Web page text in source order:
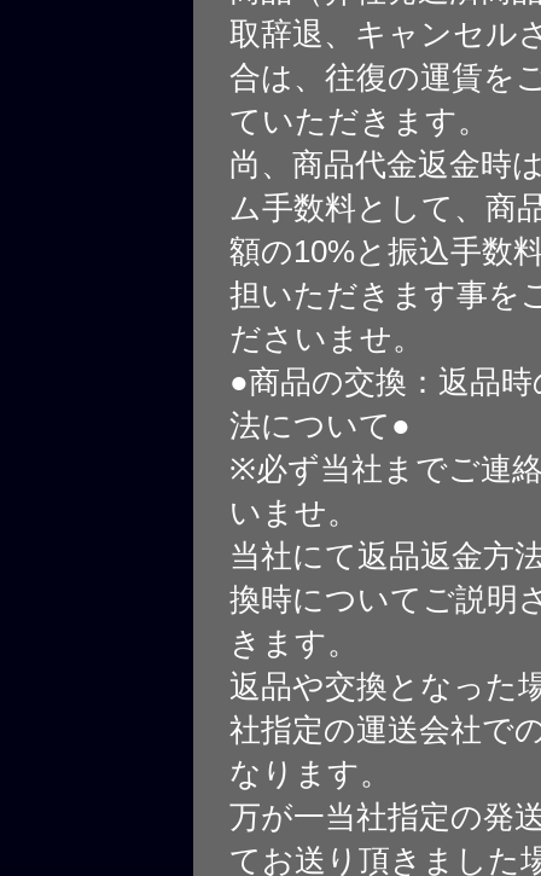
取辞退、キャンセル
合は、往復の運賃を
ていただきます。
尚、商品代金返金時
ム手数料として、商
額の10%と振込手数
担いただきます事を
ださいませ。
●商品の交換：返品
法について●
※必ず当社までご連
いませ。
当社にて返品返金方
換時についてご説明
きます。
返品や交換となった
社指定の運送会社で
なります。
万が一当社指定の発
てお送り頂きました